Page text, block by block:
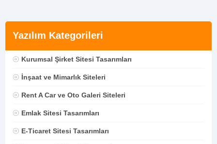
Yazılım Kategorileri
Kurumsal Şirket Sitesi Tasarımları
İnşaat ve Mimarlık Siteleri
Rent A Car ve Oto Galeri Siteleri
Emlak Sitesi Tasarımları
E-Ticaret Sitesi Tasarımları